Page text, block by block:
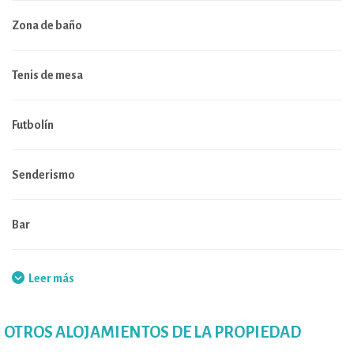
Zona de baño
Tenis de mesa
Futbolín
Senderismo
Bar
Restaurante
Petanca
Leer más
OTROS ALOJAMIENTOS DE LA PROPIEDAD